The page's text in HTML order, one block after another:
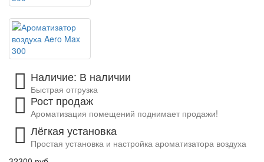
Наличие: В наличии
Быстрая отгрузка
Рост продаж
Ароматизация помещений поднимает продажи!
Лёгкая установка
Простая установка и настройка ароматизатора воздуха